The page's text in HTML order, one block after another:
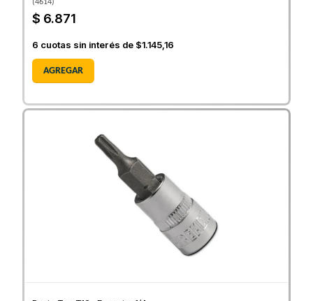
(4614)
$ 6.871
6 cuotas sin interés de $1.145,16
AGREGAR